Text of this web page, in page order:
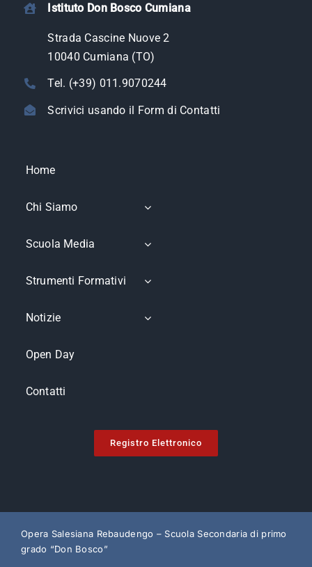
Istituto Don Bosco Cumiana
Strada Cascine Nuove 2
10040 Cumiana (TO)
Tel. (+39) 011.9070244
Scrivici usando il Form di Contatti
Home
Chi Siamo
Scuola Media
Strumenti Formativi
Notizie
Open Day
Contatti
Registro Elettronico
Opera Salesiana Rebaudengo – Scuola Secondaria di primo
grado “Don Bosco”